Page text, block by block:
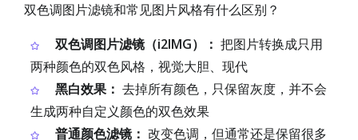
双色调图片滤镜和常见图片风格有什么区别？
双色调图片滤镜（i2IMG）： 把图片转换成只用
两种颜色的双色风格，视觉大胆、现代
黑白效果： 去掉所有颜色，只保留灰度，并不会
生成两种自定义颜色的双色效果
普通颜色滤镜： 改变色调，但通常还是保留很多